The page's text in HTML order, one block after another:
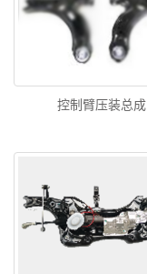
控制臂压装总成